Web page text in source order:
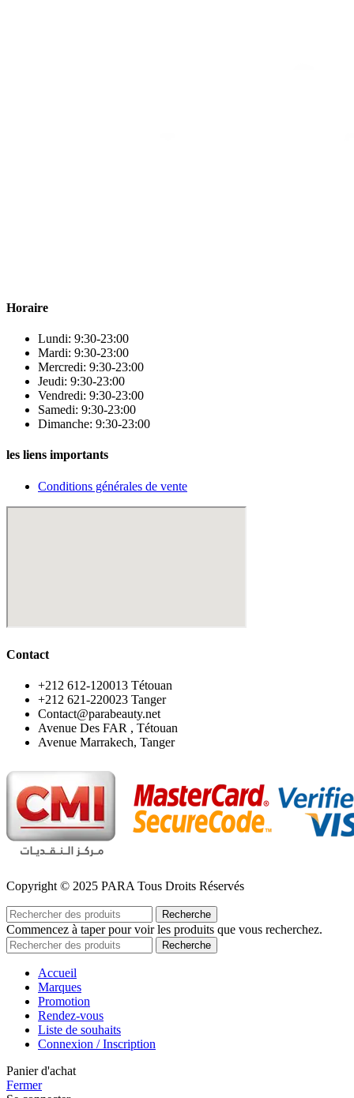
Horaire
Lundi: 9:30-23:00
Mardi: 9:30-23:00
Mercredi: 9:30-23:00
Jeudi: 9:30-23:00
Vendredi: 9:30-23:00
Samedi: 9:30-23:00
Dimanche: 9:30-23:00
les liens importants
Conditions générales de vente
Contact
‪+212 612-120013 Tétouan
‪+212 621-220023 Tanger
Contact@parabeauty.net
Avenue Des FAR , Tétouan
Avenue Marrakech, Tanger
Copyright © 2025 PARA Tous Droits Réservés
Recherche
Commencez à taper pour voir les produits que vous recherchez.
Recherche
Accueil
Marques
Promotion
Rendez-vous
Liste de souhaits
Connexion / Inscription
Panier d'achat
Fermer